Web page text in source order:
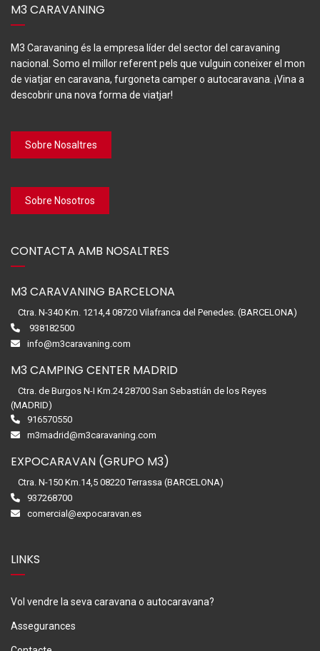
M3 CARAVANING
M3 Caravaning és la empresa líder del sector del caravaning
nacional. Somo el millor referent pels que vulguin coneixer el mon
de viatjar en caravana, furgoneta camper o autocaravana. ¡Vina a
descobrir una nova forma de viatjar!
Sobre Nosaltres
Sobre Nosotros
CONTACTA AMB NOSALTRES
M3 CARAVANING BARCELONA
Ctra. N-340 Km. 1214,4 08720 Vilafranca del Penedes. (BARCELONA)
938182500
info@m3caravaning.com
M3 CAMPING CENTER MADRID
Ctra. de Burgos N-I Km.24 28700 San Sebastián de los Reyes
(MADRID)
916570550
m3madrid@m3caravaning.com
EXPOCARAVAN (GRUPO M3)
Ctra. N-150 Km.14,5 08220 Terrassa (BARCELONA)
937268700
comercial@expocaravan.es
LINKS
Vol vendre la seva caravana o autocaravana?
Assegurances